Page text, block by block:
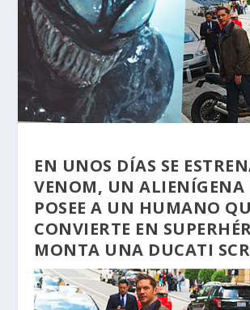
EN UNOS DÍAS SE
VENOM, UN ALIENÍGENA
POSEE A UN HUMANO
CONVIERTE EN
MONTA UNA DUCATI